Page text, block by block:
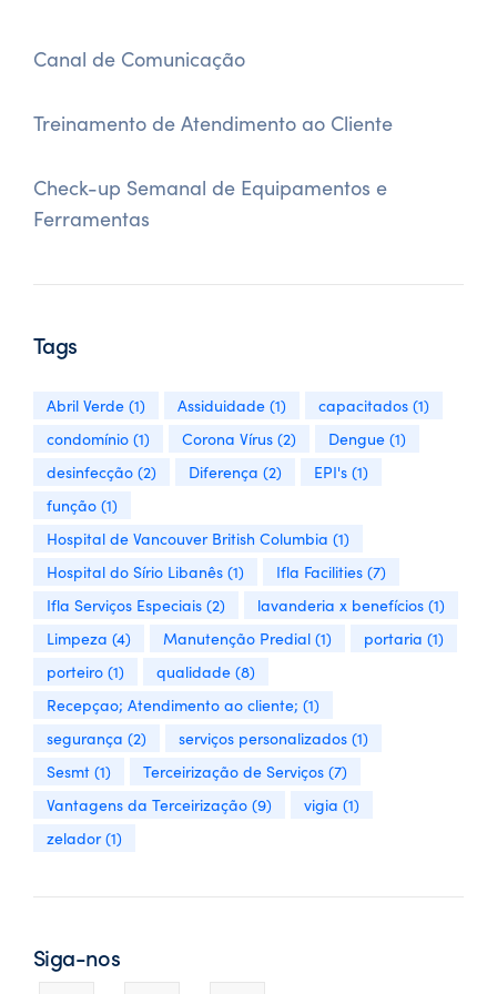
Canal de Comunicação
Treinamento de Atendimento ao Cliente
Check-up Semanal de Equipamentos e
Ferramentas
Tags
Abril Verde (1) Assiduidade (1) capacitados (1)
condomínio (1) Corona Vírus (2) Dengue (1)
desinfecção (2) Diferença (2) EPI's (1)
função (1)
Hospital de Vancouver British Columbia (1)
Hospital do Sírio Libanês (1) Ifla Facilities (7)
Ifla Serviços Especiais (2) lavanderia x benefícios (1)
Limpeza (4) Manutenção Predial (1) portaria (1)
porteiro (1) qualidade (8)
Recepçao; Atendimento ao cliente; (1)
segurança (2) serviços personalizados (1)
Sesmt (1) Terceirização de Serviços (7)
Vantagens da Terceirização (9) vigia (1)
zelador(1)
Siga-nos